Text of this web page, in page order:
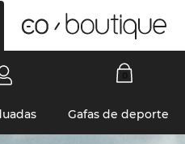
Gafas de deporte